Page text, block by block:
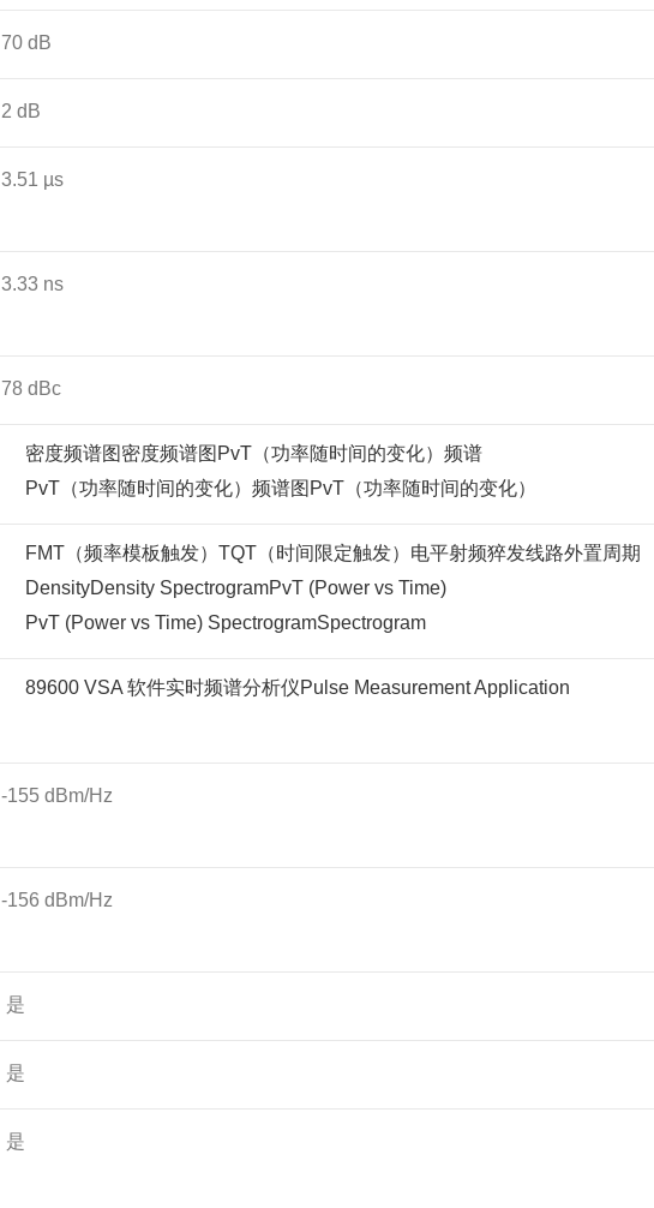
70 dB
2 dB
3.51 µs
3.33 ns
78 dBc
密度频谱图 密度频谱图 PvT（功率随时间的变化）频谱
PvT（功率随时间的变化）频谱图 PvT（功率随时间的变化）
FMT（频率模板触发） TQT（时间限定触发） 电平射频猝发线路外置周期
DensityDensity SpectrogramPvT (Power vs Time)
PvT (Power vs Time) SpectrogramSpectrogram
89600 VSA 软件实时频谱分析仪Pulse Measurement Application
-155 dBm/Hz
-156 dBm/Hz
是
是
是